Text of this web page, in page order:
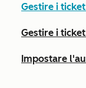
Gestire i
Gestire i
Impostare